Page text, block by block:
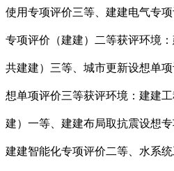
使用专项评价三等、建建电气专
专项评价（建建）二等获评环境
共建建）三等、城市更新设想单
想单项评价三等获评环境：建建
建）一等、建建布局取抗震设想
建建智能化专项评价二等、水系